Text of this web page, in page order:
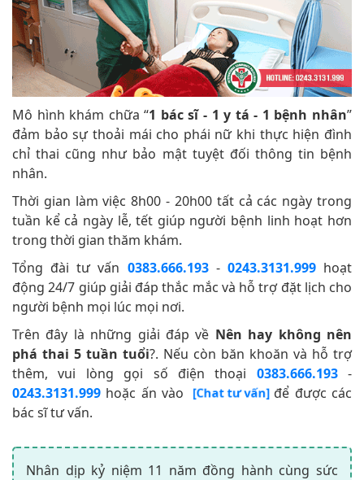
Mô hình khám chữa “1 bác sĩ - 1 y tá - 1 bệnh nhân”
đảm bảo sự thoải mái cho phái nữ khi thực hiện đình
chỉ thai cũng như bảo mật tuyệt đối thông tin bệnh
nhân.
Thời gian làm việc 8h00 - 20h00 tất cả các ngày trong
tuần kể cả ngày lễ, tết giúp người bệnh linh hoạt hơn
trong thời gian thăm khám.
Tổng đài tư vấn 0383.666.193- 0243.3131.999hoạt
động 24/7 giúp giải đáp thắc mắc và hỗ trợ đặt lịch cho
người bệnh mọi lúc mọi nơi.
Trên đây là những giải đáp về Nên hay không nên
phá thai 5 tuần tuổi?. Nếu còn băn khoăn và hỗ trợ
thêm, vui lòng gọi số điện thoại 0383.666.193-
0243.3131.999 hoặc ấn vào [Chat tư vấn] để được các
bác sĩ tư vấn.
Nhân dịp kỷ niệm 11 năm đồng hành cùng sức